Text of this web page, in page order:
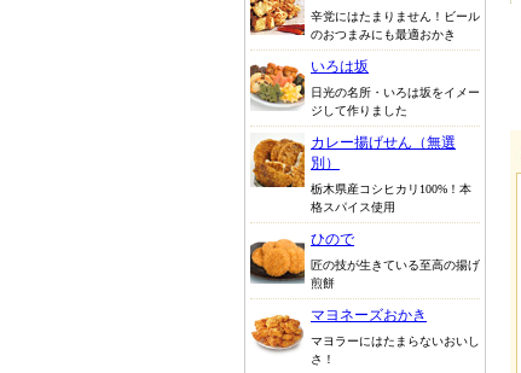
辛党にはたまりません！ビール
のおつまみにも最適おかき
いろは坂
日光の名所・いろは坂をイメー
ジして作りました
カレー揚げせん（無選
別）
栃木県産コシヒカリ100%！本
格スパイス使用
ひので
匠の技が生きている至高の揚げ
煎餅
マヨネーズおかき
マヨラーにはたまらないおいし
さ！